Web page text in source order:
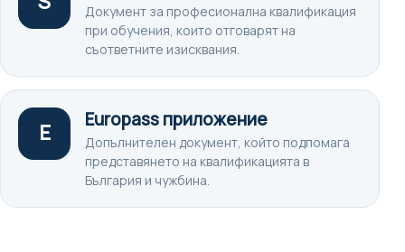
Документ за професионална квалификация
при обучения, които отговарят на
съответните изисквания.
E
Europass приложение
Допълнителен документ, който подпомага
представянето на квалификацията в
България и чужбина.